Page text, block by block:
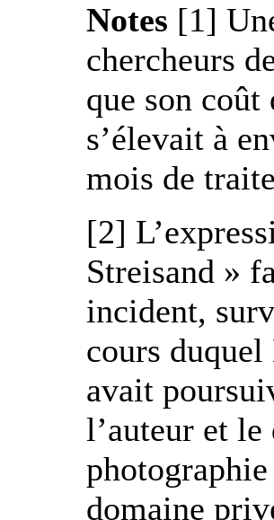
Notes [1]
chercheurs
que son
s’élevait à
mois de
[2]
Streisand »
incident,
cours duquel
avait
l’auteur et
domaine